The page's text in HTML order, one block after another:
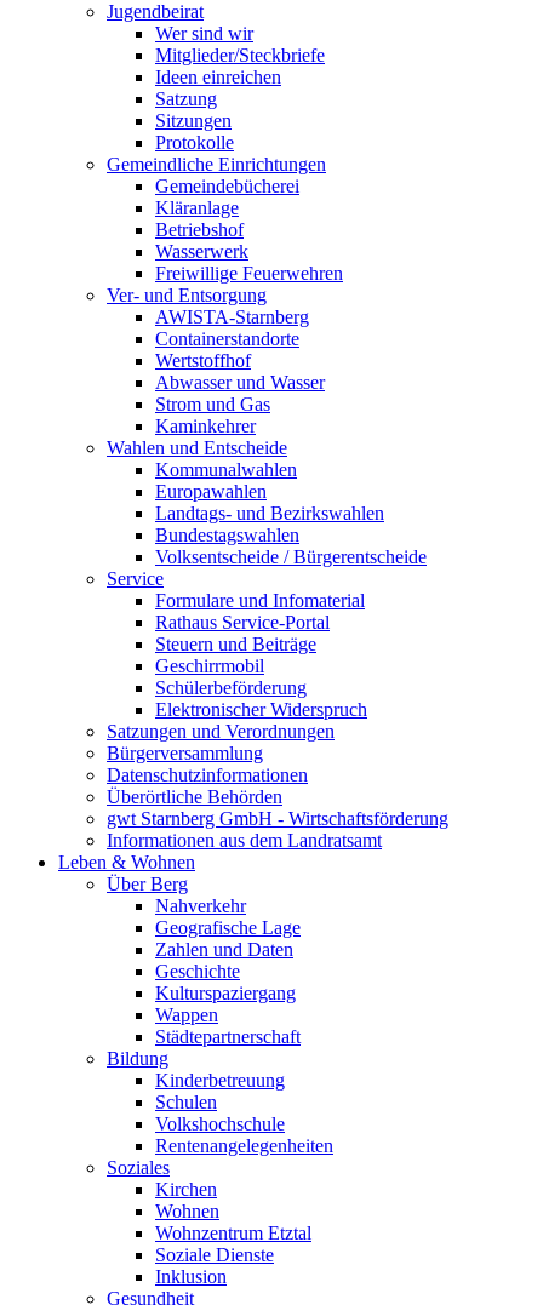
Jugendbeirat
Wer sind wir
Mitglieder/Steckbriefe
Ideen einreichen
Satzung
Sitzungen
Protokolle
Gemeindliche Einrichtungen
Gemeindebücherei
Kläranlage
Betriebshof
Wasserwerk
Freiwillige Feuerwehren
Ver- und Entsorgung
AWISTA-Starnberg
Containerstandorte
Wertstoffhof
Abwasser und Wasser
Strom und Gas
Kaminkehrer
Wahlen und Entscheide
Kommunalwahlen
Europawahlen
Landtags- und Bezirkswahlen
Bundestagswahlen
Volksentscheide / Bürgerentscheide
Service
Formulare und Infomaterial
Rathaus Service-Portal
Steuern und Beiträge
Geschirrmobil
Schülerbeförderung
Elektronischer Widerspruch
Satzungen und Verordnungen
Bürgerversammlung
Datenschutzinformationen
Überörtliche Behörden
gwt Starnberg GmbH - Wirtschaftsförderung
Informationen aus dem Landratsamt
Leben & Wohnen
Über Berg
Nahverkehr
Geografische Lage
Zahlen und Daten
Geschichte
Kulturspaziergang
Wappen
Städtepartnerschaft
Bildung
Kinderbetreuung
Schulen
Volkshochschule
Rentenangelegenheiten
Soziales
Kirchen
Wohnen
Wohnzentrum Etztal
Soziale Dienste
Inklusion
Gesundheit